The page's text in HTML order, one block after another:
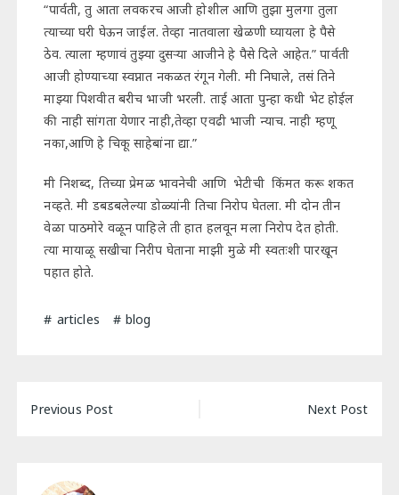
“पार्वती, तु आता लवकरच आजी होशील आणि तुझा मुलगा तुला
त्याच्या घरी घेऊन जाईल. तेव्हा नातवाला खेळणी घ्यायला हे पैसे
ठेव. त्याला म्हणावं तुझ्या दुसऱ्या आजीने हे पैसे दिले आहेत.” पार्वती
आजी होण्याच्या स्वप्नात नकळत रंगून गेली. मी निघाले, तसं तिने
माझ्या पिशवीत बरीच भाजी भरली. ताई आता पुन्हा कधी भेट होईल
की नाही सांगता येणार नाही,तेव्हा एवढी भाजी न्याच. नाही म्हणू
नका,आणि हे चिकू साहेबांना द्या.”
मी निशब्द, तिच्या प्रेमळ भावनेची आणि भेटीची किंमत करू शकत
नव्हते. मी डबडबलेल्या डोळ्यांनी तिचा निरोप घेतला. मी दोन तीन
वेळा पाठमोरे वळून पाहिले ती हात हलवून मला निरोप देत होती.
त्या मायाळू सखीचा निरीप घेताना माझी मुळे मी स्वतःशी पारखून
पहात होते.
articles blog
Post
Previous Post Next Post